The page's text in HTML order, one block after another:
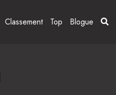
Classement Top Blogue